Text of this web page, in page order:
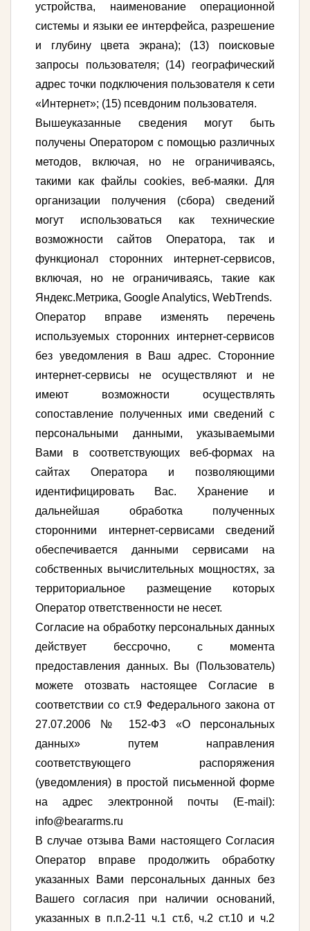
устройства, наименование операционной
системы и языки ее интерфейса, разрешение
и глубину цвета экрана); (13) поисковые
запросы пользователя; (14) географический
адрес точки подключения пользователя к сети
«Интернет»; (15) псевдоним пользователя.
Вышеуказанные сведения могут быть
получены Оператором с помощью различных
методов, включая, но не ограничиваясь,
такими как файлы cookies, веб-маяки. Для
организации получения (сбора) сведений
могут использоваться как технические
возможности сайтов Оператора, так и
функционал сторонних интернет-сервисов,
включая, но не ограничиваясь, такие как
Яндекс.Метрика, Google Analytics, WebTrends.
Оператор вправе изменять перечень
используемых сторонних интернет-сервисов
без уведомления в Ваш адрес. Сторонние
интернет-сервисы не осуществляют и не
имеют возможности осуществлять
сопоставление полученных ими сведений с
персональными данными, указываемыми
Вами в соответствующих веб-формах на
сайтах Оператора и позволяющими
идентифицировать Вас. Хранение и
дальнейшая обработка полученных
сторонними интернет-сервисами сведений
обеспечивается данными сервисами на
собственных вычислительных мощностях, за
территориальное размещение которых
Оператор ответственности не несет.
Согласие на обработку персональных данных
действует бессрочно, с момента
предоставления данных. Вы (Пользователь)
можете отозвать настоящее Согласие в
соответствии со ст.9 Федерального закона от
27.07.2006 № 152-ФЗ «О персональных
данных» путем направления
соответствующего распоряжения
(уведомления) в простой письменной форме
на адрес электронной почты (E-mail):
info@beararms.ru
В случае отзыва Вами настоящего Согласия
Оператор вправе продолжить обработку
указанных Вами персональных данных без
Вашего согласия при наличии оснований,
указанных в п.п.2-11 ч.1 ст.6, ч.2 ст.10 и ч.2